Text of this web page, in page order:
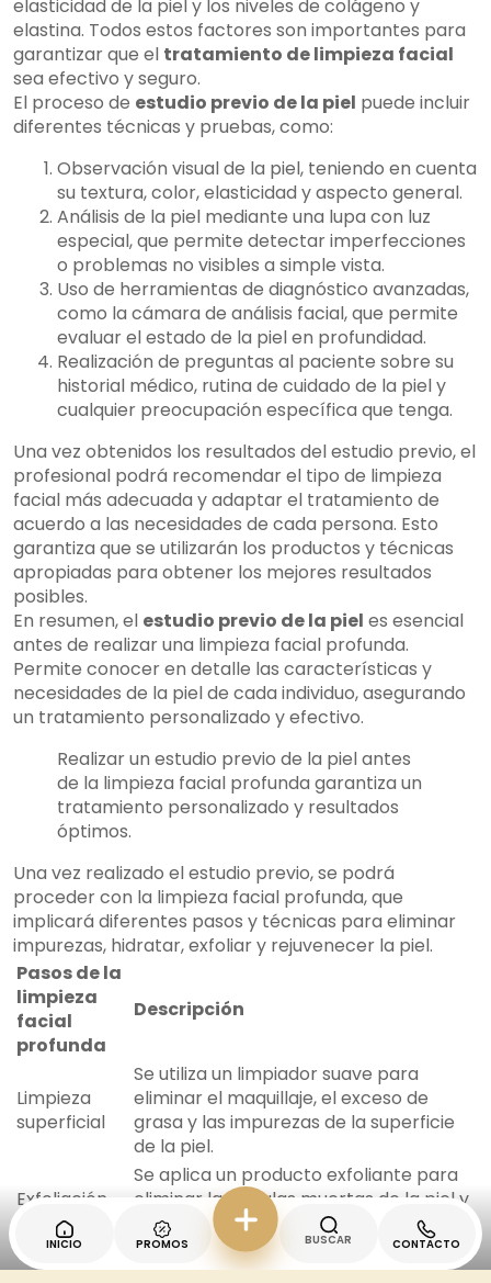
elasticidad de la piel y los niveles de colágeno y
elastina. Todos estos factores son importantes para
garantizar que el tratamiento de limpieza facial
sea efectivo y seguro.
El proceso de estudio previo de la piel puede incluir
diferentes técnicas y pruebas, como:
Observación visual de la piel, teniendo en cuenta
su textura, color, elasticidad y aspecto general.
Análisis de la piel mediante una lupa con luz
especial, que permite detectar imperfecciones
o problemas no visibles a simple vista.
Uso de herramientas de diagnóstico avanzadas,
como la cámara de análisis facial, que permite
evaluar el estado de la piel en profundidad.
Realización de preguntas al paciente sobre su
historial médico, rutina de cuidado de la piel y
cualquier preocupación específica que tenga.
Una vez obtenidos los resultados del estudio previo, el
profesional podrá recomendar el tipo de limpieza
facial más adecuada y adaptar el tratamiento de
acuerdo a las necesidades de cada persona. Esto
garantiza que se utilizarán los productos y técnicas
apropiadas para obtener los mejores resultados
posibles.
En resumen, el estudio previo de la piel es esencial
antes de realizar una limpieza facial profunda.
Permite conocer en detalle las características y
necesidades de la piel de cada individuo, asegurando
un tratamiento personalizado y efectivo.
Realizar un estudio previo de la piel antes
de la limpieza facial profunda garantiza un
tratamiento personalizado y resultados
óptimos.
Una vez realizado el estudio previo, se podrá
proceder con la limpieza facial profunda, que
implicará diferentes pasos y técnicas para eliminar
impurezas, hidratar, exfoliar y rejuvenecer la piel.
Pasos de la
limpieza
facial
profunda
Descripción
Limpieza
superficial
Se utiliza un limpiador suave para
eliminar el maquillaje, el exceso de
grasa y las impurezas de la superficie
de la piel.
Exfoliación
Se aplica un producto exfoliante para
eliminar las células muertas de la piel y
promover la renovación celular.
Vaporización
Se utiliza vapor para abrir los poros y
facilitar la extracción de impurezas y
INICIO PROMOS BUSCAR CONTACTO